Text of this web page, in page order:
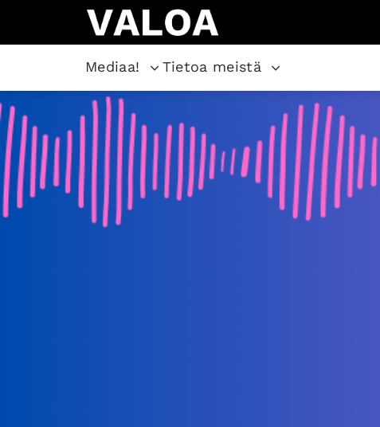
Mediaa! Tietoa meistä